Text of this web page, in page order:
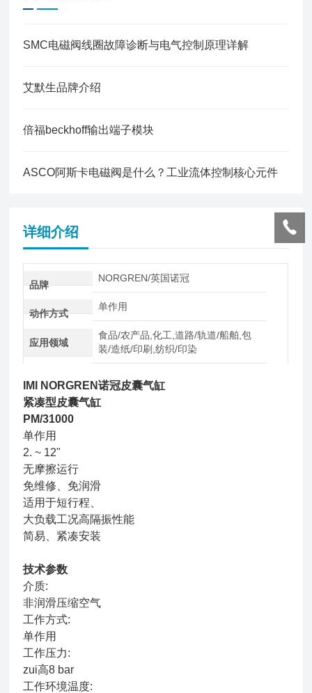
SMC电磁阀线圈故障诊断与电气控制原理详解
艾默生品牌介绍
倍福beckhoff输出端子模块
ASCO阿斯卡电磁阀是什么？工业流体控制核心元件
详细介绍
品牌
NORGREN/英国诺冠
动作方式
单作用
应用领域
食品/农产品,化工,道路/轨道/船舶,包
装/造纸/印刷,纺织/印染
IMI NORGREN诺冠皮囊气缸
紧凑型皮囊气缸
PM/31000
单作用
2. ~ 12"
无摩擦运行
免维修、免润滑
适用于短行程、
大负载工况高隔振性能
简易、紧凑安装
技术参数
介质:
非润滑压缩空气
工作方式:
单作用
工作压力:
zui高8 bar
工作环境温度: